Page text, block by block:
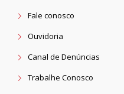
Fale conosco
Ouvidoria
Canal de Denúncias
Trabalhe Conosco